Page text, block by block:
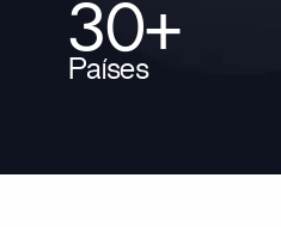
30+
Países